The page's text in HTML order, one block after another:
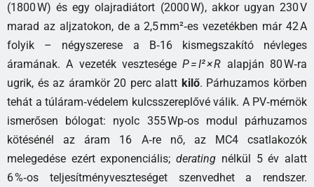
(1800 W) és egy olajradiátort (2000 W), akkor ugyan 230 V
marad az aljzatokon, de a 2,5 mm²‑es vezetékben már 42 A
folyik – négyszerese a B‑16 kismegszakító névleges
áramának. A vezeték veszteségeP = I² × R alapján 80 W‑ra
ugrik, és az áramkör 20 perc alatt kilő. Párhuzamos körben
tehát a túláram‑védelem kulcsszereplővé válik. A PV‑mérnök
ismerősen bólogat: nyolc 355 Wp‑os modul párhuzamos
kötésénél az áram 16 A‑re nő, az MC4 csatlakozók
melegedése ezért exponenciális;derating nélkül 5 év alatt
6 %‑os teljesítményveszteséget szenvedhet a rendszer.